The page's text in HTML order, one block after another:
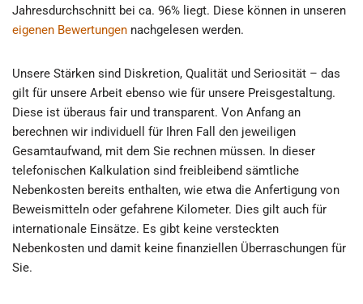
Jahresdurchschnitt bei ca. 96% liegt. Diese können in unseren
eigenen Bewertungen nachgelesen werden.
Unsere Stärken sind Diskretion, Qualität und Seriosität – das
gilt für unsere Arbeit ebenso wie für unsere Preisgestaltung.
Diese ist überaus fair und transparent. Von Anfang an
berechnen wir individuell für Ihren Fall den jeweiligen
Gesamtaufwand, mit dem Sie rechnen müssen. In dieser
telefonischen Kalkulation sind freibleibend sämtliche
Nebenkosten bereits enthalten, wie etwa die Anfertigung von
Beweismitteln oder gefahrene Kilometer. Dies gilt auch für
internationale Einsätze. Es gibt keine versteckten
Nebenkosten und damit keine finanziellen Überraschungen für
Sie.